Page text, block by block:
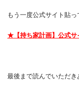
もう一度公式サイト貼っ
★【持ち家計画】公式
最後まで読んでいただき